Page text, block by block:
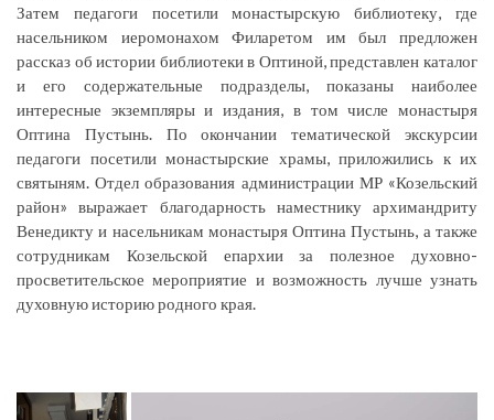
Затем педагоги посетили монастырскую библиотеку, где
насельником иеромонахом Филаретом им был предложен
рассказ об истории библиотеки в Оптиной, представлен каталог
и его содержательные подразделы, показаны наиболее
интересные экземпляры и издания, в том числе монастыря
Оптина Пустынь. По окончании тематической экскурсии
педагоги посетили монастырские храмы, приложились к их
святыням. Отдел образования администрации МР «Козельский
район» выражает благодарность наместнику архимандриту
Венедикту и насельникам монастыря Оптина Пустынь, а также
сотрудникам Козельской епархии за полезное духовно-
просветительское мероприятие и возможность лучше узнать
духовную историю родного края.